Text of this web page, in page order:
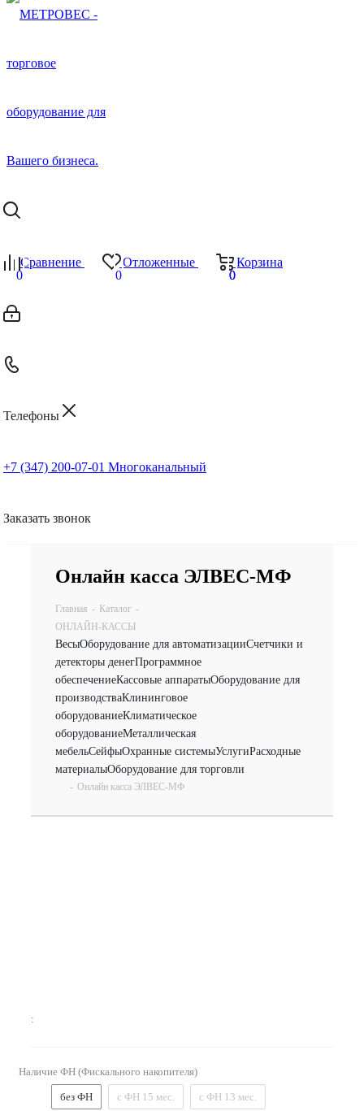
Сравнение
0
Отложенные
0
Корзина
0
0
Телефоны
+7 (347) 200-07-01 Многоканальный
Заказать звонок
Онлайн касса ЭЛВЕС-МФ
Главная - Каталог -
ОНЛАЙН-КАССЫ
ВесыОборудование для автоматизацииСчетчики и
детекторы денегПрограммное
обеспечениеКассовые аппаратыОборудование для
производстваКлининговое
оборудованиеКлиматическое
оборудованиеМеталлическая
мебельСейфыОхранные системыУслугиРасходные
материалыОборудование для торговли
- Онлайн касса ЭЛВЕС-МФ
:
Наличие ФН (Фискального накопителя)
без ФН с ФН 15 мес. с ФН 13 мес.